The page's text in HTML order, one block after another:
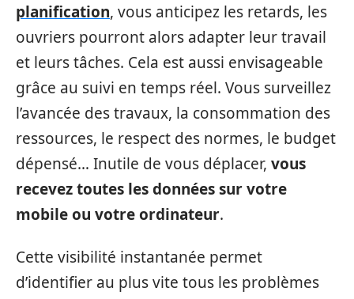
planification, vous anticipez les retards, les
ouvriers pourront alors adapter leur travail
et leurs tâches. Cela est aussi envisageable
grâce au suivi en temps réel. Vous surveillez
l’avancée des travaux, la consommation des
ressources, le respect des normes, le budget
dépensé… Inutile de vous déplacer, vous
recevez toutes les données sur votre
mobile ou votre ordinateur.
Cette visibilité instantanée permet
d’identifier au plus vite tous les problèmes